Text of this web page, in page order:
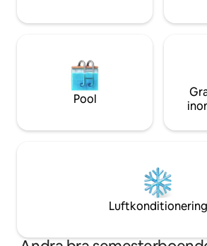
Pool
Luftkonditionering